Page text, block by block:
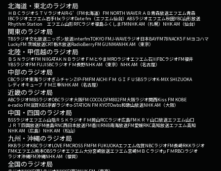
北海道・東北のラジオ局
ＨＢＣラジオＳＴＶラジオAIR-G'（FM北海道） FM NORTH WAVEＲＡＢ青森放送エフエム青森
IBCラジオエフエム岩手tbcラジオDate fm（エフエム仙台） ABSラジオエフエム秋田YBC山形放送
Rhythm Station エフエム山形RFCラジオ福島ふくしまFMNHK AM（札幌） NHK AM（仙台）
関東のラジオ局
TBSラジオ文化放送ニッポン放送interfmTOKYO FMJ-WAVEラジオ日本BAYFM78NACK5 ＦＭヨコハマ
LuckyFM 茨城放送CRT栃木放送RadioBerryFM GUNMANHK AM（東京）
北陸・甲信越のラジオ局
ＢＳＮラジオFM NIIGATAＫＮＢラジオ ＦＭとやまMROラジオエフエム石川FBCラジオFM福井
YBSラジオFM FUJISBCラジオ ＦＭ長野NHK AM（東京） NHK AM（名古屋）
中部のラジオ局
CBCラジオ東海ラジオぎふチャンZIP-FMFM AICHI ＦＭ ＧＩＦＵ SBSラジオK-MIX SHIZUOKA
レディオキューブ ＦＭ三重NHK AM（名古屋）
近畿のラジオ局
ABCラジオMBSラジオOBCラジオ大阪FM COCOLOFM802FM大阪ラジオ関西Kiss FM KOBE
e-radio FM滋賀KBS京都ラジオα-STATION FM KYOTOwbs和歌山放送NHK AM（大阪）
中国・四国のラジオ局
BSSラジオエフエム山陰ＲＳＫラジオ ＦＭ岡山RCCラジオ広島FM ＫＲＹ山口放送エフエム山口
ＪＲＴ四国放送FM徳島RNC西日本放送FM香川RNB南海放送FM愛媛RKC高知放送エフエム高知
NHK AM（広島） NHK AM（松山）
九州・沖縄のラジオ局
RKBラジオKBCラジオLOVE FMCROSS FMFM FUKUOKAエフエム佐賀NBCラジオFM長崎RKKラジオ
FMKエフエム熊本OBSラジオエフエム大分宮崎放送エフエム宮崎ＭＢＣラジオμＦＭRBCiラジオ
ラジオ沖縄FM沖縄NHK AM（福岡）
全国のラジオ局